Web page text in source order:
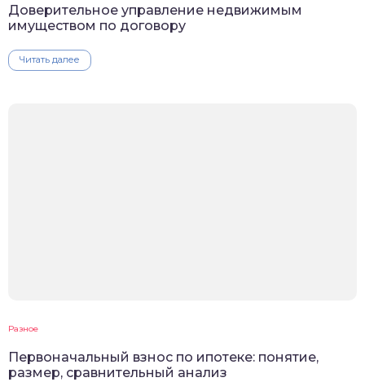
Доверительное управление недвижимым
имуществом по договору
Читать далее
Разное
Первоначальный взнос по ипотеке: понятие,
размер, сравнительный анализ